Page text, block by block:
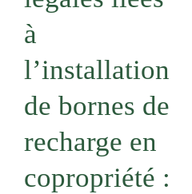
à
l’installation
de bornes de
recharge en
copropriété :